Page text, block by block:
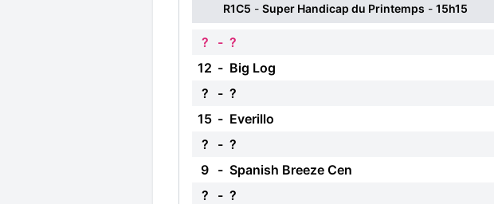
R1C5 - Super Handicap du Printemps - 15h15
? - ?
12 - Big Log
?
- ?
15 - Everillo
?
- ?
9 - Spanish Breeze Cen
?
- ?